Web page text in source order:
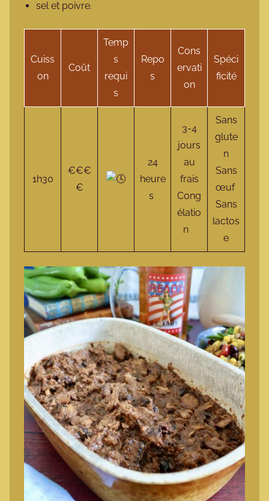
sel et poivre.
Cuiss
on
Coût
Temp
s
requi
s
Repo
s
Cons
ervati
on
Spéci
ficité
1h30
€€€
€
24
heure
s
3-4
jours
au
frais
Cong
élatio
n
Sans
glute
n
Sans
œuf
Sans
lactos
e